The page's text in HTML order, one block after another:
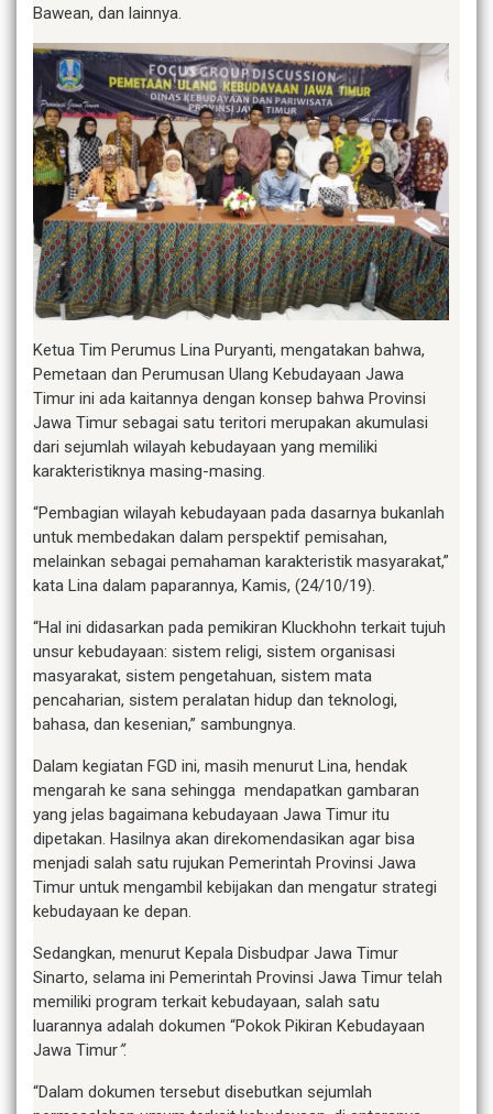
Bawean, dan lainnya.
Ketua Tim Perumus Lina Puryanti, mengatakan bahwa,
Pemetaan dan Perumusan Ulang Kebudayaan Jawa
Timur ini ada kaitannya dengan konsep bahwa Provinsi
Jawa Timur sebagai satu teritori merupakan akumulasi
dari sejumlah wilayah kebudayaan yang memiliki
karakteristiknya masing-masing.
“Pembagian wilayah kebudayaan pada dasarnya bukanlah
untuk membedakan dalam perspektif pemisahan,
melainkan sebagai pemahaman karakteristik masyarakat,”
kata Lina dalam paparannya, Kamis, (24/10/19).
“Hal ini didasarkan pada pemikiran Kluckhohn terkait tujuh
unsur kebudayaan: sistem religi, sistem organisasi
masyarakat, sistem pengetahuan, sistem mata
pencaharian, sistem peralatan hidup dan teknologi,
bahasa, dan kesenian,” sambungnya.
Dalam kegiatan FGD ini, masih menurut Lina, hendak
mengarah ke sana sehingga mendapatkan gambaran
yang jelas bagaimana kebudayaan Jawa Timur itu
dipetakan. Hasilnya akan direkomendasikan agar bisa
menjadi salah satu rujukan Pemerintah Provinsi Jawa
Timur untuk mengambil kebijakan dan mengatur strategi
kebudayaan ke depan.
Sedangkan, menurut Kepala Disbudpar Jawa Timur
Sinarto, selama ini Pemerintah Provinsi Jawa Timur telah
memiliki program terkait kebudayaan, salah satu
luarannya adalah dokumen “Pokok Pikiran Kebudayaan
Jawa Timur”.
“Dalam dokumen tersebut disebutkan sejumlah